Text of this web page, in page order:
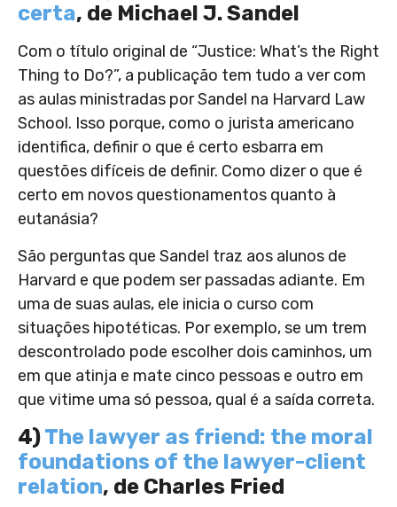
certa, de Michael J. Sandel
Com o título original de “Justice: What’s the Right
Thing to Do?”, a publicação tem tudo a ver com
as aulas ministradas por Sandel na Harvard Law
School. Isso porque, como o jurista americano
identifica, definir o que é certo esbarra em
questões difíceis de definir. Como dizer o que é
certo em novos questionamentos quanto à
eutanásia?
São perguntas que Sandel traz aos alunos de
Harvard e que podem ser passadas adiante. Em
uma de suas aulas, ele inicia o curso com
situações hipotéticas. Por exemplo, se um trem
descontrolado pode escolher dois caminhos, um
em que atinja e mate cinco pessoas e outro em
que vitime uma só pessoa, qual é a saída correta.
4)The lawyer as friend: the moral
foundations of the lawyer-client
relation, de Charles Fried